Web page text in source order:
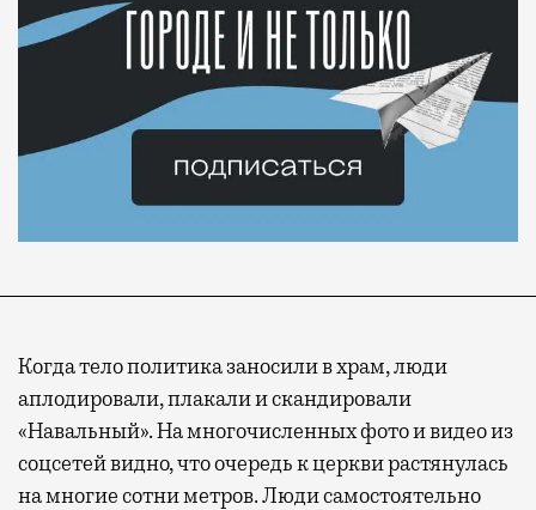
Когда тело политика заносили в храм, люди
аплодировали, плакали и скандировали
«Навальный». На многочисленных фото и видео из
соцсетей видно, что очередь к церкви растянулась
на многие сотни метров. Люди самостоятельно